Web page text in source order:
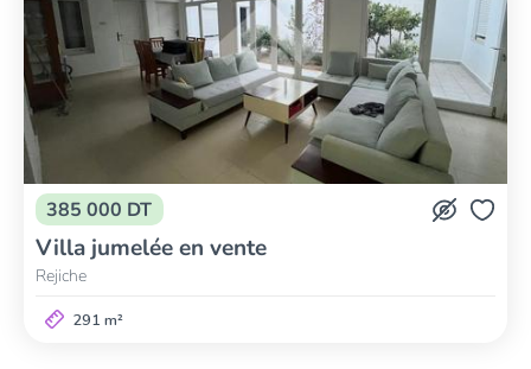
385 000 DT
Villa jumelée en vente
Rejiche
291 m²